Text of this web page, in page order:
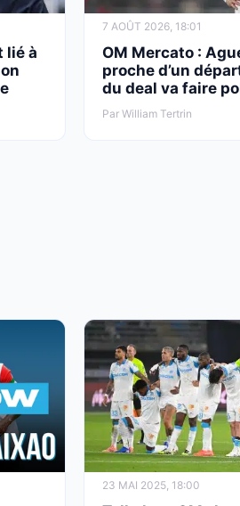
lié à
7 AOÛT 2026, 18:01
OM Mercato :
proche d’un
du deal va faire
Par William Tertrin
23 MAI 2025, 18:00